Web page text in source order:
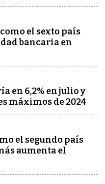
el sexto país
bancaria en
en 6,2% en julio y
máximos de 2024
el segundo país
aumenta el